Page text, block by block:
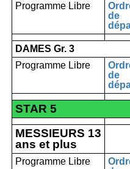
Programme Libre
de
DAMES Gr. 3
Programme Libre
de
STAR 5
MESSIEURS 13
ans et plus
Programme Libre